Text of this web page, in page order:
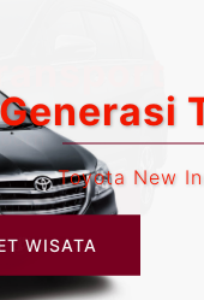
Innova
WISATA